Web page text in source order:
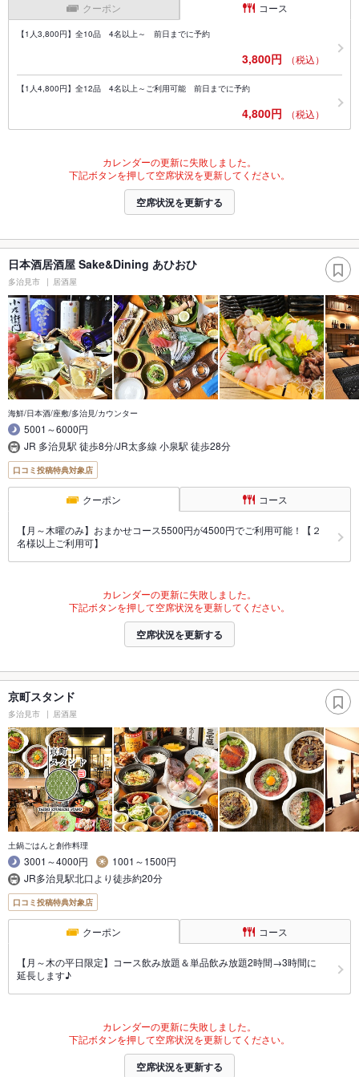
クーポン コース
【1人3,800円】全10品 4名以上～ 前日までに予約
3,800円 （税込）
【1人4,800円】全12品 4名以上～ご利用可能 前日までに予約
4,800円 （税込）
カレンダーの更新に失敗しました。
下記ボタンを押して空席状況を更新してください。
空席状況を更新する
日本酒居酒屋 Sake&Dining あひおひ
多治見市 居酒屋
海鮮/日本酒/座敷/多治見/カウンター
5001～6000円
JR 多治見駅 徒歩8分/JR太多線 小泉駅 徒歩28分
口コミ投稿特典対象店
クーポン コース
【月～木曜のみ】おまかせコース5500円が4500円でご利用可能！【２
名様以上ご利用可】
カレンダーの更新に失敗しました。
下記ボタンを押して空席状況を更新してください。
空席状況を更新する
京町スタンド
多治見市 居酒屋
土鍋ごはんと創作料理
3001～4000円
1001～1500円
JR多治見駅北口より徒歩約20分
口コミ投稿特典対象店
クーポン コース
【月～木の平日限定】コース飲み放題＆単品飲み放題2時間→3時間に
延長します♪
カレンダーの更新に失敗しました。
下記ボタンを押して空席状況を更新してください。
空席状況を更新する